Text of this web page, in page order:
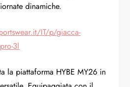
dinamiche.
IT/p/giacca-
pro-3l
la piattaforma HYBE MY26 in